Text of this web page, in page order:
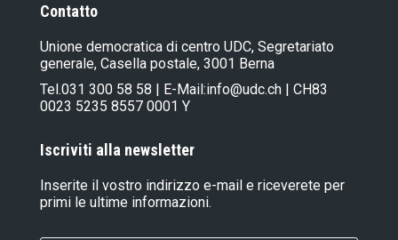
Contatto
Unione democratica di centro UDC, Segretariato
generale, Casella postale, 3001 Berna
Tel.031 300 58 58 | E-Mail:info@udc.ch | CH83
0023 5235 8557 0001 Y
Iscriviti alla newsletter
Inserite il vostro indirizzo e-mail e riceverete per
primi le ultime informazioni.